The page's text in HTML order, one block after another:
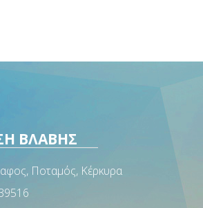
ΒΛΑΒΗΣ
Ποταμός, Κέρκυρα